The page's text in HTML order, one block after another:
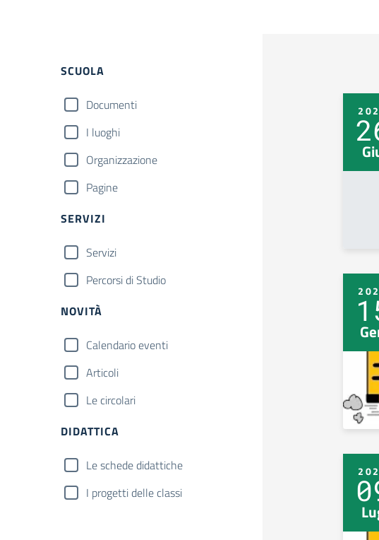
Filtri
SCUOLA
Documenti
I luoghi
Organizzazione
Pagine
SERVIZI
Servizi
Percorsi di Studio
NOVITÀ
Calendario eventi
Articoli
Le circolari
DIDATTICA
Le schede didattiche
I progetti delle classi